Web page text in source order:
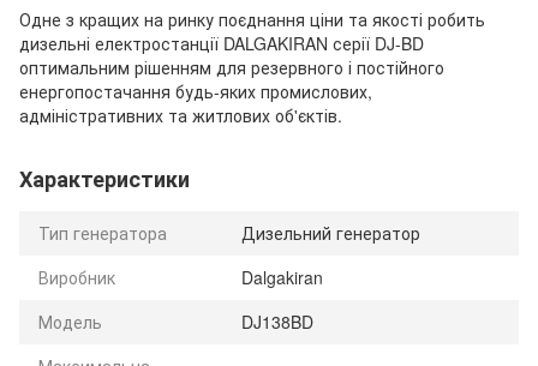
Одне з кращих на ринку поєднання ціни та якості робить
дизельні електростанції DALGAKIRAN серії DJ-BD
оптимальним рішенням для резервного і постійного
енергопостачання будь-яких промислових,
адміністративних та житлових об'єктів.
Характеристики
Тип генератора
Дизельний генератор
Виробник
Dalgakiran
Модель
DJ138BD